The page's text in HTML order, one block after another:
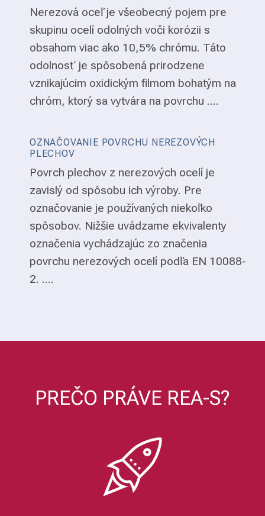
Nerezová oceľ je všeobecný pojem pre
skupinu ocelí odolných voči korózii s
obsahom viac ako 10,5% chrómu. Táto
odolnosť je spôsobená prirodzene
vznikajúcim oxidickým filmom bohatým na
chróm, ktorý sa vytvára na povrchu ....
OZNAČOVANIE POVRCHU NEREZOVÝCH
PLECHOV
Povrch plechov z nerezových ocelí je
zavislý od spôsobu ich výroby. Pre
označovanie je používaných niekoľko
spôsobov. Nižšie uvádzame ekvivalenty
označenia vychádzajúc zo značenia
povrchu nerezových ocelí podľa EN 10088-
2. ....
PREČO PRÁVE REA-S?